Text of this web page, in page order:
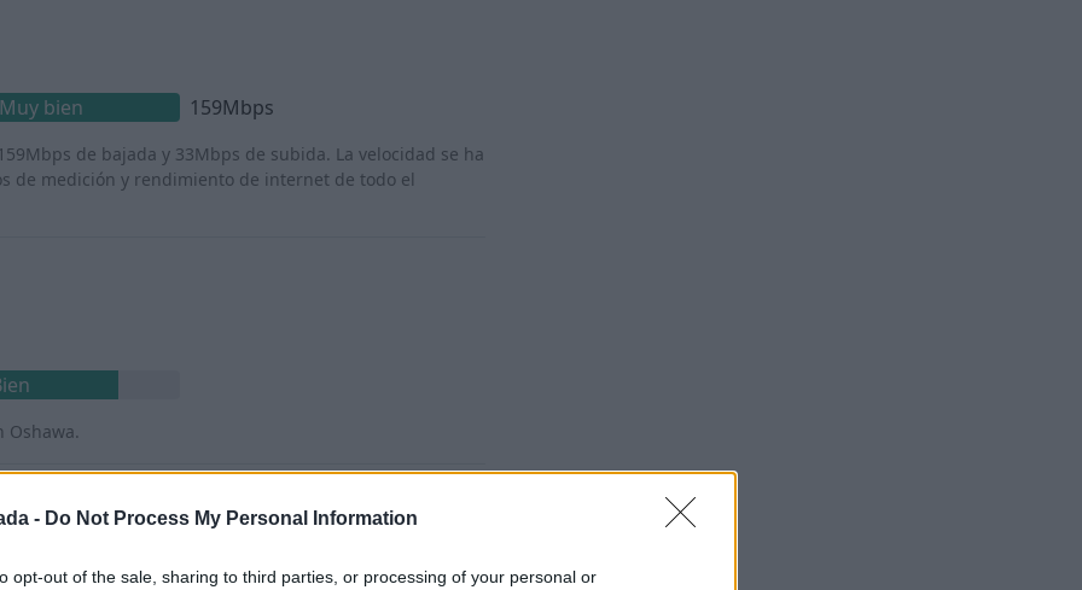
- Do Not Process My Personal Information
opt-out of the sale, sharing to third parties, or processing of your personal or
Muy bien 159Mbps
de bajada y 33Mbps de subida. La velocidad se ha
de medición y rendimiento de internet de todo el
Oshawa.